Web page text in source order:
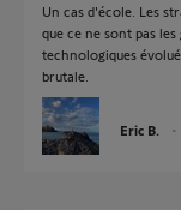
Un cas d'école. Les
que ce ne sont pas
technologiques
brutale.
Eric B.